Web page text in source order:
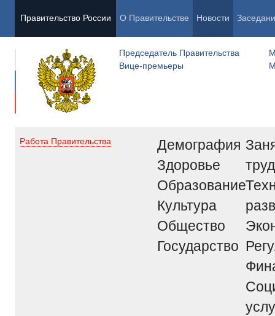
Правительство России О Правительстве Новости
Председатель Правительства
Вице-премьеры
Работа Правительства
Демография
Здоровье
Образование
Культура
Общество
Государство
труд